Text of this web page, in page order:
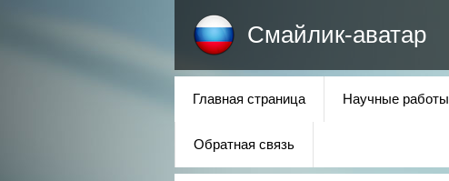
Смайлик-аватар
Главная страница Научные работы
Обратная связь